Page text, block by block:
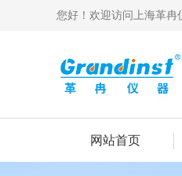
您好！欢迎访问上海革冉
网站首页